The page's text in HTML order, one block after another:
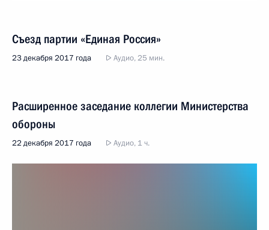
Съезд партии «Единая Россия»
23 декабря 2017 года Аудио, 25 мин.
Расширенное заседание коллегии Министерства
обороны
22 декабря 2017 года Аудио, 1 ч.